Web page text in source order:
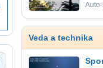
Veda a technika